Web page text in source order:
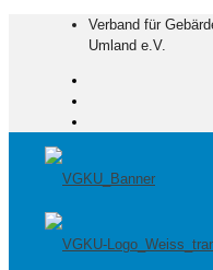
Verband für
Umland e.V.